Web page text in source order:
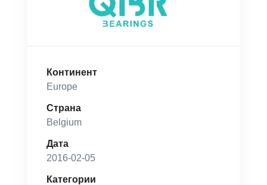
Континент
Europe
Страна
Belgium
Дата
2016-02-05
Категории